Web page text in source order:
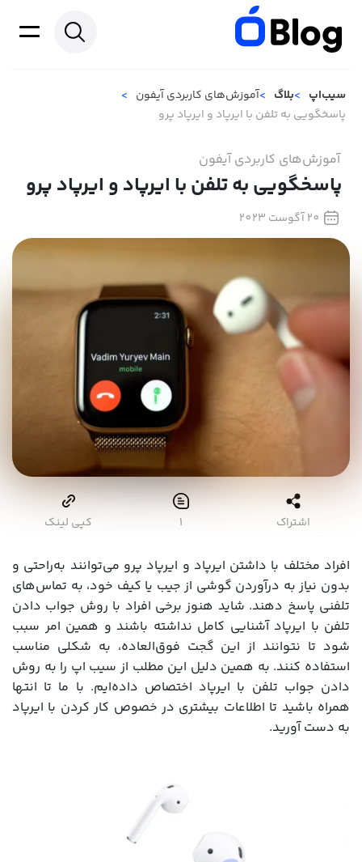
سیب‌اپ بلاگ
آموزش‌های کاربردی آیفون
پاسخگویی به تلفن با ایرپاد و ایرپاد پرو
آموزش‌های کاربردی آیفون
پاسخگویی به تلفن با ایرپاد و ایرپاد پرو
20 آگوست 2023
اشتراک ۱ کپی لینک
افراد مختلف با داشتن ایرپاد و ایرپاد پرو می‌توانند به‌راحتی و
بدون نیاز به درآوردن گوشی از جیب یا کیف خود، به تماس‌های
تلفنی پاسخ دهند. شاید هنوز برخی افراد با روش جواب دادن
تلفن با ایرپاد آشنایی کامل نداشته باشند و همین امر سبب
شود تا نتوانند از این گجت فوق‌العاده، به شکلی مناسب
استفاده کنند. به همین دلیل این مطلب از سیب اپ را به روش
دادن جواب تلفن با ایرپاد اختصاص داده‌ایم. با ما تا انتها
همراه باشید تا اطلاعات بیشتری در خصوص کار کردن با ایرپاد
به دست آورید.